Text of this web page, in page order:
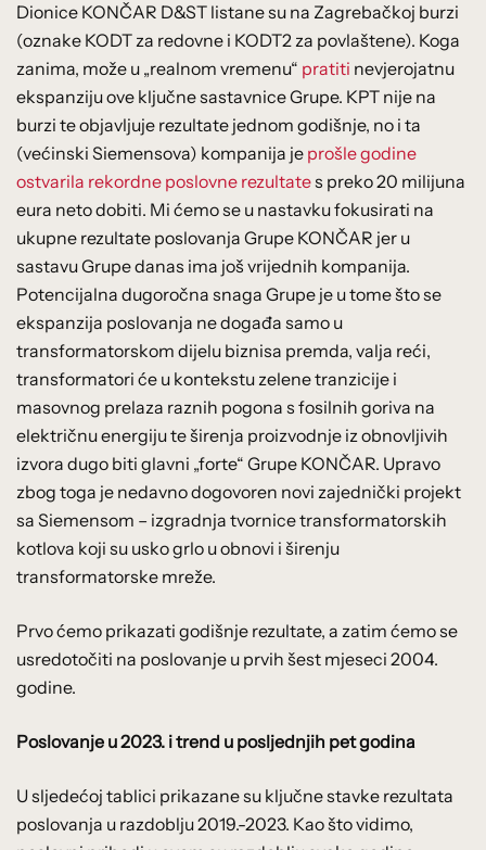
Dionice KONČAR D&ST listane su na Zagrebačkoj burzi
(oznake KODT za redovne i KODT2 za povlaštene). Koga
zanima, može u „realnom vremenu“ pratiti nevjerojatnu
ekspanziju ove ključne sastavnice Grupe. KPT nije na
burzi te objavljuje rezultate jednom godišnje, no i ta
(većinski Siemensova) kompanija je prošle godine
ostvarila rekordne poslovne rezultates preko 20 milijuna
eura neto dobiti. Mi ćemo se u nastavku fokusirati na
ukupne rezultate poslovanja Grupe KONČAR jer u
sastavu Grupe danas ima još vrijednih kompanija.
Potencijalna dugoročna snaga Grupe je u tome što se
ekspanzija poslovanja ne događa samo u
transformatorskom dijelu biznisa premda, valja reći,
transformatori će u kontekstu zelene tranzicije i
masovnog prelaza raznih pogona s fosilnih goriva na
električnu energiju te širenja proizvodnje iz obnovljivih
izvora dugo biti glavni „forte“ Grupe KONČAR. Upravo
zbog toga je nedavno dogovoren novi zajednički projekt
sa Siemensom – izgradnja tvornice transformatorskih
kotlova koji su usko grlo u obnovi i širenju
transformatorske mreže.
Prvo ćemo prikazati godišnje rezultate, a zatim ćemo se
usredotočiti na poslovanje u prvih šest mjeseci 2004.
godine.
Poslovanje u 2023. i trend u posljednjih pet godina
U sljedećoj tablici prikazane su ključne stavke rezultata
poslovanja u razdoblju 2019.-2023. Kao što vidimo,